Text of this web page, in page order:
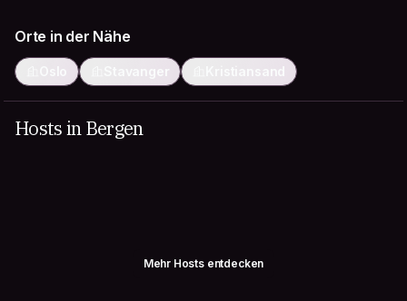
Orte in der Nähe
Oslo Stavanger Kristiansand
Hosts in Bergen
Mehr Hosts entdecken